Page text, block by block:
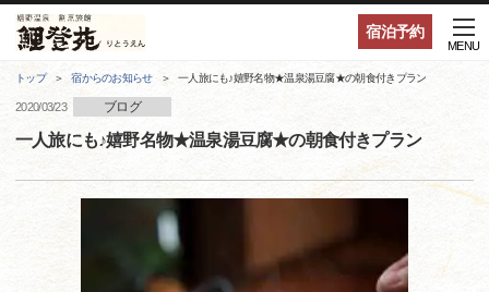
宿泊予約
MENU
トップ 宿からのお知らせ 一人旅にも♪嬉野名物★温泉湯豆腐★の朝食付きプラン
2020/03/23 ブログ
一人旅にも♪嬉野名物★温泉湯豆腐★の朝食付きプラン